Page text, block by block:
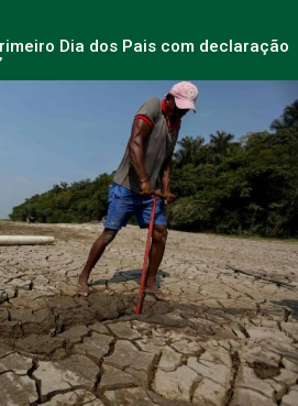
Dia dos Pais com declaração